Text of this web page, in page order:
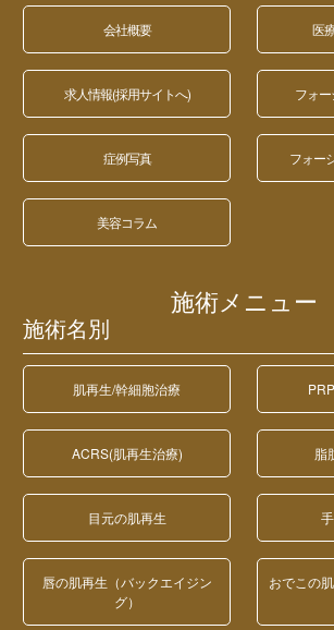
会社概要 医
求人情報(採用サイトへ) フォ
症例写真 フォー
美容コラム
施術メニュー
施術名別
肌再生/幹細胞治療
ACRS(肌再生治療) 脂
目元の肌再生
唇の肌再生（バックエイジン
グ）
おでこの